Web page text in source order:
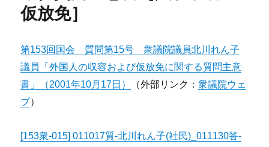
仮放免］
第153回国会 質問第15号 衆議院議員北川れん子
議員「外国人の収容および仮放免に関する質問主意
書」（2001年10月17日）
（外部リンク：衆議院ウェ
ブ）
[153衆-015] 011017質-北川れん子(社民)_011130答-